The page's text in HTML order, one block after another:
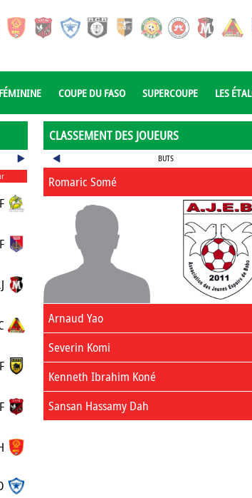
FÉMININE COUPE DU FASO SUPERCOUPE LES
CLASSEMENT DES JOUEURS
BUTS
Romaric Somé
Arnaud Yao
Severin Komi
Kenneth Ibrahim Koné
Sansan Hassamy Dah